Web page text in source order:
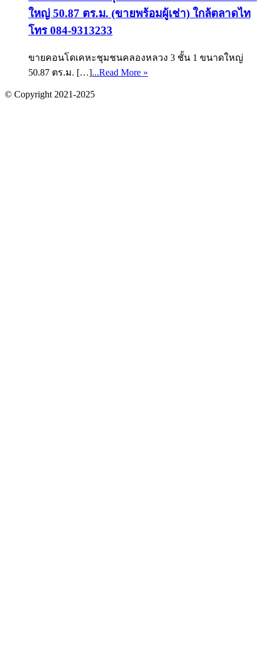
ใหญ่ 50.87 ตร.ม. (ขายพร้อมผู้เช่า) ใกล้ตลาดไท
โทร 084-9313233
ขายคอนโดเคหะชุมชนคลองหลวง 3 ชั้น 1 ขนาดใหญ่
50.87 ตร.ม. […]...Read More »
© Copyright 2021-2025